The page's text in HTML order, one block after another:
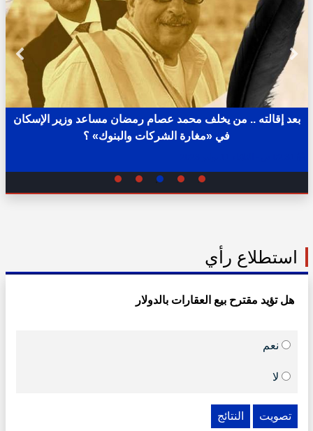
بعد إقالته .. من يخلف محمد عصام رمضان مساعد وزير الإسكان
في «مغارة الشركات والبنوك» ؟
استطلاع رأي
هل تؤيد مقترح بيع العقارات بالدولار
نعم
لا
تصويت النتائج